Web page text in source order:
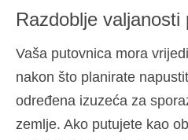
Razdoblje valjanosti
Vaša putovnica mora
nakon što planirate
određena izuzeća za
zemlje. Ako putujete kao